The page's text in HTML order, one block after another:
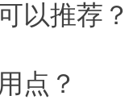
以推荐？
点？